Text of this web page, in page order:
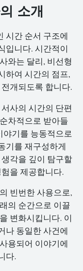
소개
시간 순서 구조에
입니다. 시간적이
와는 달리, 비선형
하여 시간의 점프,
개되도록 합니다.
사의 시간의 단편
차적으로 받아들
야기를 능동적으로
기를 재구성하게
각을 깊이 탐구할
을 제공합니다.
빈번한 사용으로,
의 순간으로 이끌
변화시킵니다. 이
나 동일한 사건에
용되어 이야기에
다.